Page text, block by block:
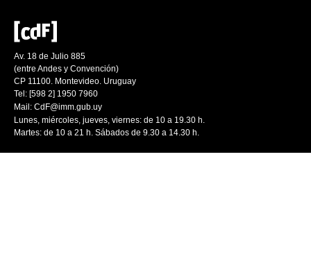
Av. 18 de Julio 885
(entre Andes y Convención)
CP 11100. Montevideo. Uruguay
Tel: [598 2] 1950 7960
Mail: CdF@imm.gub.uy
Lunes, miércoles, jueves, viernes: de 10 a 19.30 h.
Martes: de 10 a 21 h. Sábados de 9.30 a 14.30 h.